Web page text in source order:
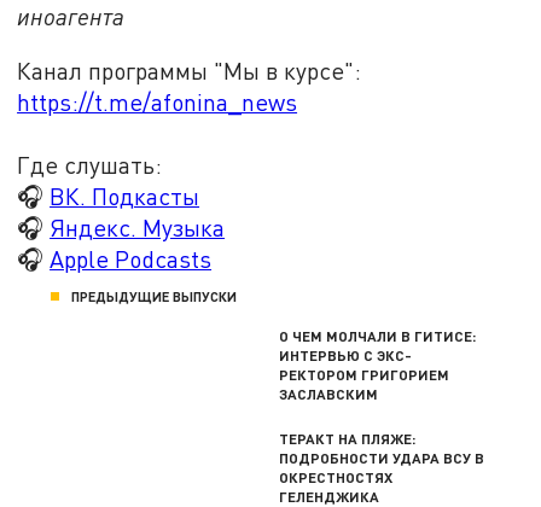
иноагента
Канал программы "Мы в курсе":
https://t.me/afonina_news
Где слушать:
🎧 ВК. Подкасты
🎧 Яндекс. Музыка
🎧Apple Podcasts
ПРЕДЫДУЩИЕ ВЫПУСКИ
О ЧЕМ МОЛЧАЛИ В ГИТИСЕ:
ИНТЕРВЬЮ С ЭКС-
РЕКТОРОМ ГРИГОРИЕМ
ЗАСЛАВСКИМ
ТЕРАКТ НА ПЛЯЖЕ:
ПОДРОБНОСТИ УДАРА ВСУ В
ОКРЕСТНОСТЯХ
ГЕЛЕНДЖИКА